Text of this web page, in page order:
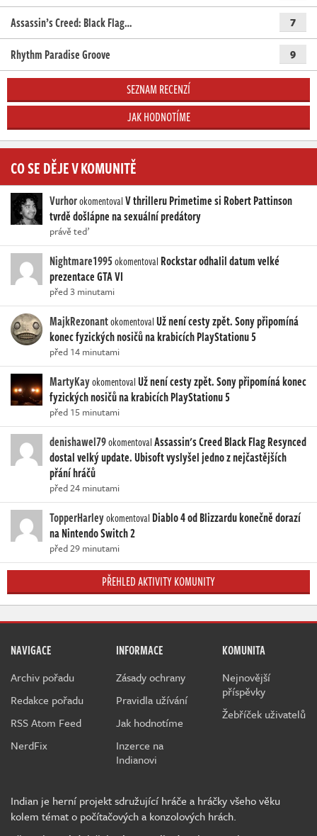
Assassin’s Creed: Black Flag… 7
Rhythm Paradise Groove 9
SEZNAM RECENZÍ
JAK HODNOTÍME
CO SE DĚJE V KOMUNITĚ
VurhorokomentovalV thrilleru Primetime si Robert Pattinson
tvrdě došlápne na sexuální predátory
právě teď
Nightmare1995okomentoval Rockstar odhalil datum velké
prezentace GTA VI
před 3 minutami
MajkRezonantokomentovalUž není cesty zpět. Sony připomíná
konec fyzických nosičů na krabicích PlayStationu 5
před 14 minutami
MartyKayokomentovalUž není cesty zpět. Sony připomíná konec
fyzických nosičů na krabicích PlayStationu 5
před 15 minutami
denishawel79okomentovalAssassin's Creed Black Flag Resynced
dostal velký update. Ubisoft vyslyšel jedno z nejčastějších
přání hráčů
před 24 minutami
TopperHarleyokomentoval Diablo 4 od Blizzardu konečně dorazí
na Nintendo Switch 2
před 29 minutami
PŘEHLED AKTIVITY KOMUNITY
NAVIGACE
Archiv pořadu
Redakce pořadu
RSS Atom Feed
NerdFix
INFORMACE
Zásady ochrany
Pravidla užívání
Jak hodnotíme
Inzerce na
Indianovi
KOMUNITA
Nejnovější
příspěvky
Žebříček uživatelů
Indian je herní projekt sdružující hráče a hráčky všeho věku
kolem témat o počítačových a konzolových hrách.